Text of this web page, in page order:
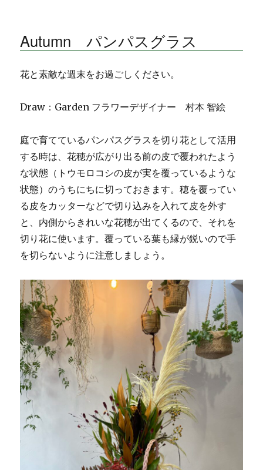
arrangement
Autumn パンパスグラス
花と素敵な週末をお過ごしください。
Draw：Garden フラワーデザイナー 村本 智絵
庭で育てているパンパスグラスを切り花として活用
する時は、花穂が広がり出る前の皮で覆われたよう
な状態（トウモロコシの皮が実を覆っているような
状態）のうちにちに切っておきます。穂を覆ってい
る皮をカッターなどで切り込みを入れて皮を外す
と、内側からきれいな花穂が出てくるので、それを
切り花に使います。覆っている葉も縁が鋭いので手
を切らないように注意しましょう。